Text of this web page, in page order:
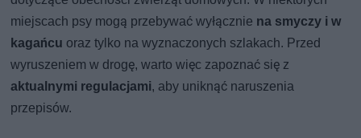
miejscach psy mogą przebywać wyłącznie na smyczy i w
kagańcu oraz tylko na wyznaczonych szlakach. Przed
wyruszeniem w drogę, warto więc zapoznać się z
aktualnymi regulacjami, aby uniknąć naruszenia
przepisów.